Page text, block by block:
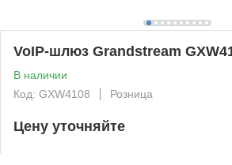
VoIP-шлюз Grandstream
В наличии
Код: GXW4108
Розница
Цену уточняйте